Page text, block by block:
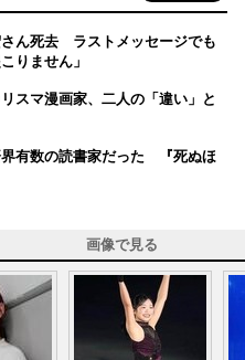
ん死去 ラストメッセージでも
りません」
スマ漫画家、二人の「違い」と
有数の読書家だった 『死ぬほ
画像で見る